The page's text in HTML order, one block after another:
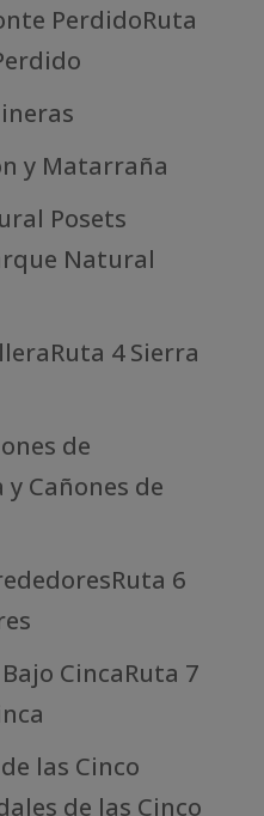
PerdidoRuta
y Matarraña
Posets
Natural
4 Sierra
de
Cañones de
6
CincaRuta 7
las Cinco
de las Cinco